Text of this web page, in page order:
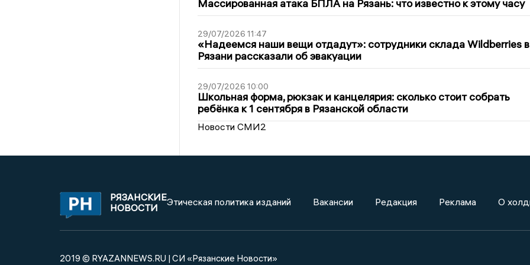
Массированная атака БПЛА на Рязань: что известно к этому часу
29/07/2026 11:47
«Надеемся наши вещи отдадут»: сотрудники склада Wildberries в
Рязани рассказали об эвакуации
29/07/2026 10:00
Школьная форма, рюкзак и канцелярия: сколько стоит собрать
ребёнка к 1 сентября в Рязанской области
Новости СМИ2
РЯЗАНСКИЕ
НОВОСТИ
Этическая политика изданий Вакансии Редакция Реклама О
2019 © RYAZANNEWS.RU | СИ «Рязанские Новости»